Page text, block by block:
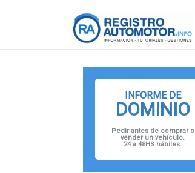
INFORME DE
DOMINIO
Pedir antes de comprar o
vender un vehículo.
24 a 48HS hábiles.